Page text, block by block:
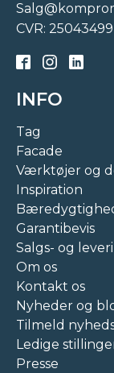
CVR: 25043499
INFO
Tag
Facade
Værktøjer og
Inspiration
Garantibevis
Salgs- og
Om os
Kontakt os
Nyheder og
Tilmeld
Ledige
Presse